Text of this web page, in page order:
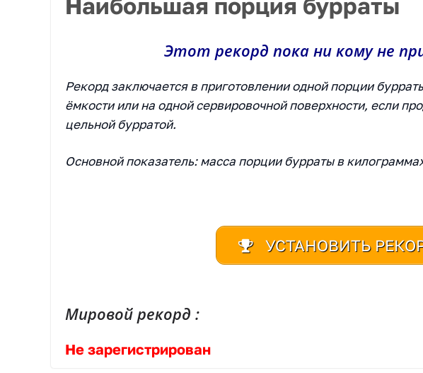
Наибольшая порция бурраты
Этот рекорд пока ни кому не
Рекорд заключается в приготовлении одной порции
ёмкости или на одной сервировочной поверхности, если
цельной бурратой.
Основной показатель: масса порции бурраты в
УСТАНОВИТЬ
Мировой рекорд :
Не зарегистрирован